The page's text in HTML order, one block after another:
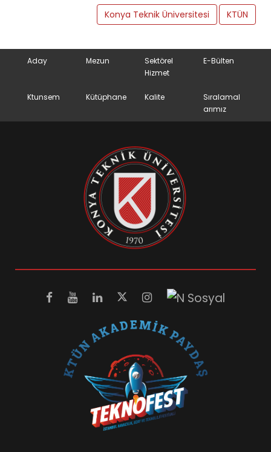
Konya Teknik Üniversitesi KTÜN
Aday Mezun
Sektörel
Hizmet
E-Bülten
Ktunsem Kütüphane Kalite
Sıralamal
arımız